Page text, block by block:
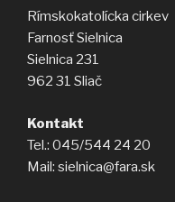
Rímskokatolícka cirkev
Farnosť Sielnica
Sielnica 231
962 31 Sliač
Kontakt
Tel.: 045/544 24 20
Mail: sielnica@fara.sk